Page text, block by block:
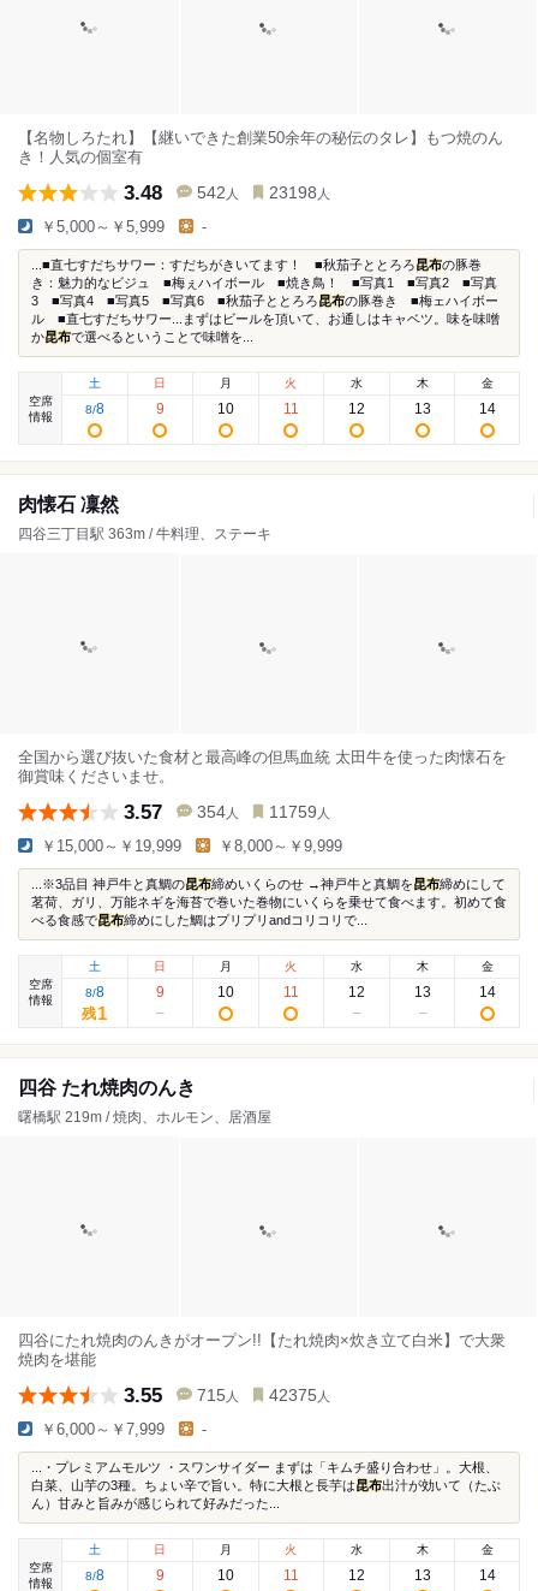
【名物しろたれ】【継いできた創業50余年の秘伝のタレ】もつ焼のん
き！人気の個室有
3.48 542 人 23198 人
￥5,000～￥5,999 -
...■直七すだちサワー：すだちがきいてます！ ■秋茄子ととろろ昆布の豚巻
き：魅力的なビジュ ■梅ぇハイボール ■焼き鳥！ ■写真1 ■写真2 ■写真
3 ■写真4 ■写真5 ■写真6 ■秋茄子ととろろ昆布の豚巻き ■梅ェハイボー
ル ■直七すだちサワー...まずはビールを頂いて、お通しはキャベツ。味を味噌
か昆布で選べるということで味噌を...
空席
情報
土
8/8
日
9
月
10
火
11
水
12
木
13
金
14
肉懐石 凜然
四谷三丁目駅 363m / 牛料理、ステーキ
全国から選び抜いた食材と最高峰の但馬血統 太田牛を使った肉懐石を
御賞味くださいませ。
3.57 354 人 11759 人
￥15,000～￥19,999 ￥8,000～￥9,999
...※3品目 神戸牛と真鯛の昆布締めいくらのせ →神戸牛と真鯛を昆布締めにして
茗荷、ガリ、万能ネギを海苔で巻いた巻物にいくらを乗せて食べます。初めて食
べる食感で昆布締めにした鯛はプリプリandコリコリで...
空席
情報
土
8/8
残1
日
9
月
10
火
11
水
12
木
13
金
14
四谷 たれ焼肉のんき
曙橋駅 219m / 焼肉、ホルモン、居酒屋
四谷にたれ焼肉のんきがオープン!!【たれ焼肉×炊き立て白米】で大衆
焼肉を堪能
3.55 715 人 42375 人
￥6,000～￥7,999 -
...・プレミアムモルツ ・スワンサイダー まずは「キムチ盛り合わせ」。大根、
白菜、山芋の3種。ちょい辛で旨い。特に大根と長芋は昆布出汁が効いて（たぶ
ん）甘みと旨みが感じられて好みだった...
空席
情報
土
8/8
日
9
月
10
火
11
水
12
木
13
金
14